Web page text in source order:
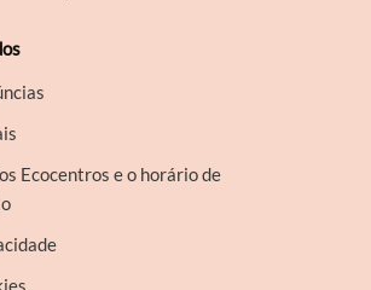
Ecocentros e o horário de